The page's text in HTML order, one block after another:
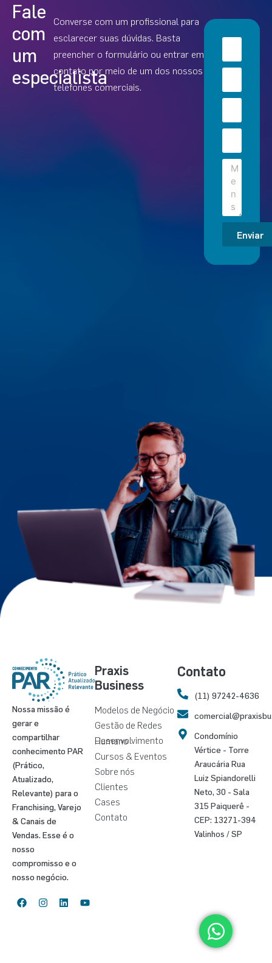
Fale
com
um
especialista
Converse com um profissional para
esclarecer suas dúvidas. Basta
preencher o formulário ou entrar em
contato por meio de um dos nossos
telefones comerciais.
Enviar
Nossa missão é
gerar e
compartilhar
conhecimento PAR
(Prático,
Atualizado,
Relevante) para o
Franchising, Varejo
& Canais de
Vendas. Esse é o
nosso
compromisso e o
nosso negócio.
Praxis
Business
Modelos de Negócio
Gestão de Redes
Desenvolvimento Humano
Cursos & Eventos
Sobre nós
Clientes
Cases
Contato
Contato
(11) 97242-4636
Condomínio
Vértice - Torre
Araucária Rua
Luiz Spiandorelli
Neto, 30 - Sala
315 Paiquerê -
CEP: 13271-394
Valinhos / SP